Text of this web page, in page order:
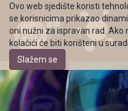
Ovo web sjedište koristi
se korisnicima prikazao
oni nužni za ispravan rad.
kolačići će biti korišteni u
Slažem se